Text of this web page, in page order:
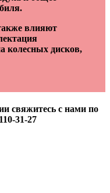
влияют
колесных дисков,
свяжитесь с нами по
31-27